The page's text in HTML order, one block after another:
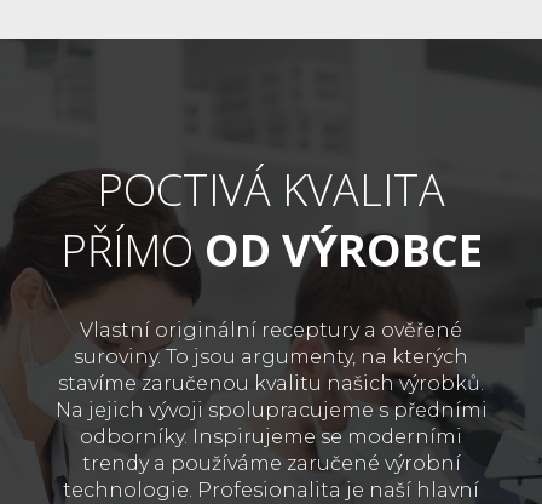
POCTIVÁ KVALITA
PŘÍMOOD VÝROBCE
Vlastní originální receptury a ověřené
suroviny. To jsou argumenty, na kterých
stavíme zaručenou kvalitu našich výrobků.
Na jejich vývoji spolupracujeme s předními
odborníky. Inspirujeme se moderními
trendy a používáme zaručené výrobní
technologie. Profesionalita je naší hlavní